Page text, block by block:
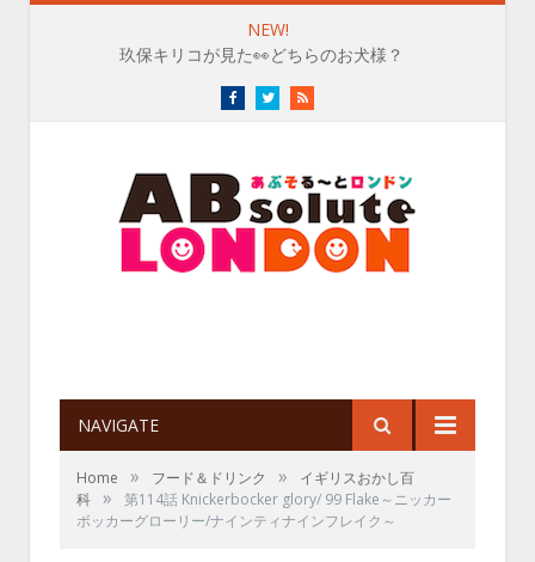
NEW!
玖保キリコが見た👀どちらのお犬様？
FacebookTwitterRSS
NAVIGATE
Home » フード＆ドリンク »
イギリスおかし百
科 »
第114話 Knickerbocker glory/ 99 Flake～ニッカー
ボッカーグローリー/ナインティナインフレイク～